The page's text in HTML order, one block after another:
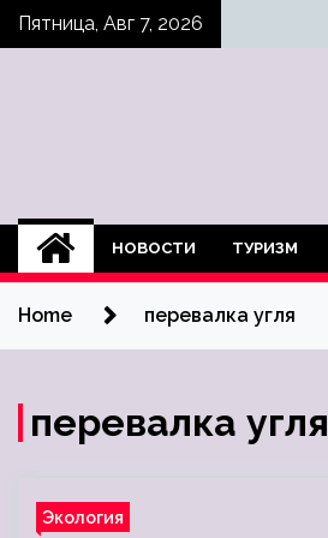
SkipПятница, Авг 7, 2026
НОВОСТИ ТУРИЗМ
Home перевалка угля
перевалка угля
Экология